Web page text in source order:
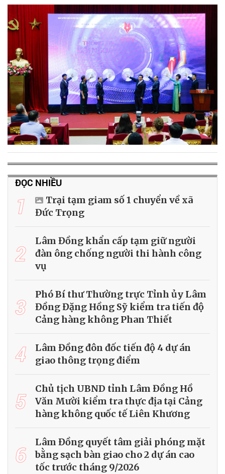
ĐỌC NHIỀU
1
Trại tạm giam số 1 chuyển về xã
Đức Trọng
2
Lâm Đồng khẩn cấp tạm giữ người
đàn ông chống người thi hành công
vụ
3
Phó Bí thư Thường trực Tỉnh ủy Lâm
Đồng Đặng Hồng Sỹ kiểm tra tiến độ
Cảng hàng không Phan Thiết
4
Lâm Đồng đôn đốc tiến độ 4 dự án
giao thông trọng điểm
5
Chủ tịch UBND tỉnh Lâm Đồng Hồ
Văn Mười kiểm tra thực địa tại Cảng
hàng không quốc tế Liên Khương
6
Lâm Đồng quyết tâm giải phóng mặt
bằng sạch bàn giao cho 2 dự án cao
tốc trước tháng 9/2026